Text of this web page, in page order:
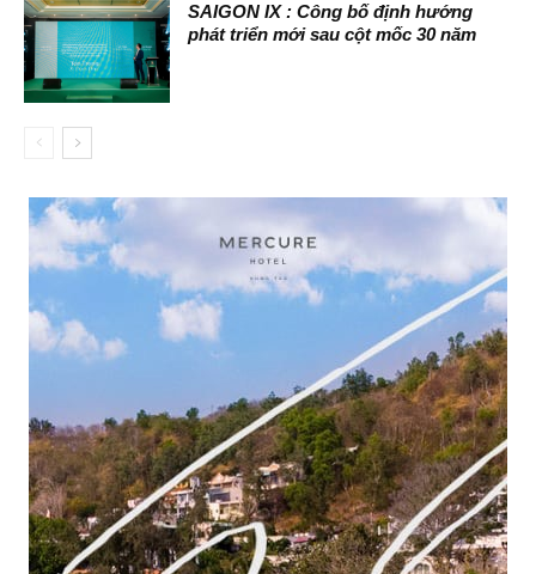
SAIGON IX : Công bố định hướng
phát triển mới sau cột mốc 30 năm